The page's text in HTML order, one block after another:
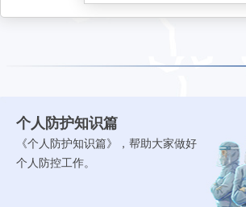
个人防护知识篇
《个人防护知识篇》，帮助大家做好
个人防控工作。